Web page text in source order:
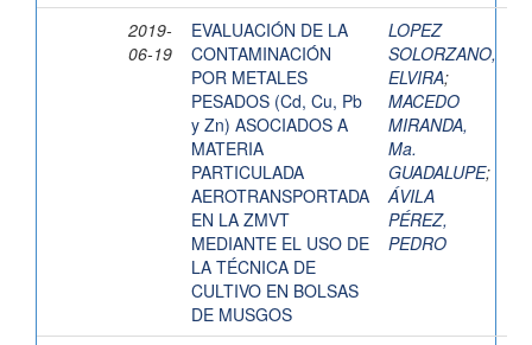
2019-
06-19
EVALUACIÓN DE LA
CONTAMINACIÓN
POR METALES
PESADOS (Cd, Cu, Pb
y Zn) ASOCIADOS A
MATERIA
PARTICULADA
AEROTRANSPORTADA
EN LA ZMVT
MEDIANTE EL USO DE
LA TÉCNICA DE
CULTIVO EN BOLSAS
DE MUSGOS
LOPEZ
SOLORZANO,
ELVIRA;
MACEDO
MIRANDA,
Ma.
GUADALUPE;
ÁVILA
PÉREZ,
PEDRO